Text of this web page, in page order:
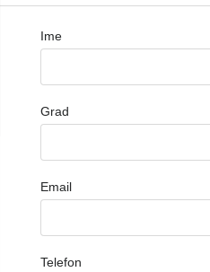
Ime
Grad
Email
Telefon